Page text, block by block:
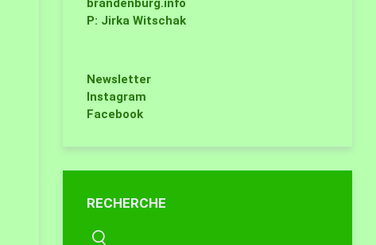
brandenburg.info
P: Jirka Witschak
Newsletter
Instagram
Facebook
RECHERCHE